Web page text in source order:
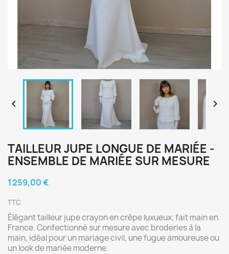
 
TAILLEUR JUPE LONGUE DE MARIÉE -
ENSEMBLE DE MARIÉE SUR MESURE
1 259,00 €
TTC
Élégant tailleur jupe crayon en crêpe luxueux, fait main en
France. Confectionné sur mesure avec broderies à la
main, idéal pour un mariage civil, une fugue amoureuse ou
un look de mariée moderne.